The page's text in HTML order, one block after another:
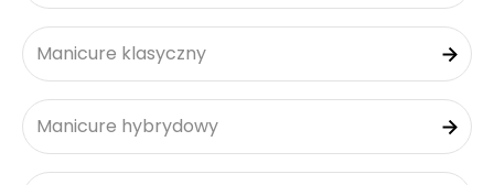
Manicure klasyczny
Manicure hybrydowy